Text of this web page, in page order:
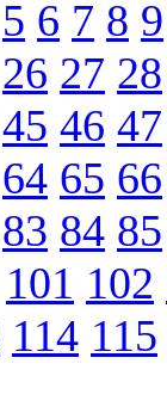
5 6 7 8 9
26 27 28
45 46 47
64 65 66
83 84 85
101 102
114 115